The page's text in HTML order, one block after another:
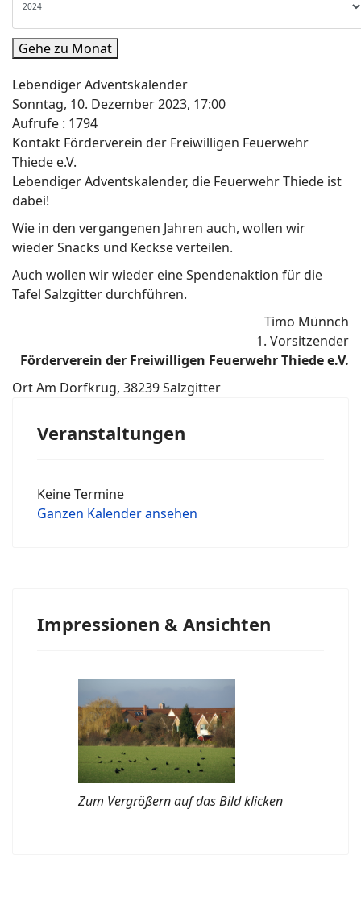
Gehe zu Monat
Lebendiger Adventskalender
Sonntag, 10. Dezember 2023, 17:00
Aufrufe : 1794
Kontakt Förderverein der Freiwilligen Feuerwehr
Thiede e.V.
Lebendiger Adventskalender, die Feuerwehr Thiede ist
dabei!
Wie in den vergangenen Jahren auch, wollen wir
wieder Snacks und Keckse verteilen.
Auch wollen wir wieder eine Spendenaktion für die
Tafel Salzgitter durchführen.
Timo Münnch
1. Vorsitzender
Förderverein der Freiwilligen Feuerwehr Thiede e.V.
OrtAm Dorfkrug, 38239 Salzgitter
Veranstaltungen
Keine Termine
Ganzen Kalender ansehen
Impressionen & Ansichten
Zum Vergrößern auf das Bild klicken